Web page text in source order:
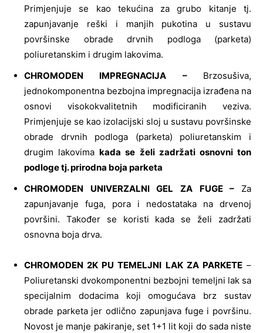
Primjenjuje se kao tekućina za grubo kitanje tj.
zapunjavanje reški i manjih pukotina u sustavu
površinske obrade drvnih podloga (parketa)
poliuretanskim i drugim lakovima.
CHROMODEN IMPREGNACIJA – Brzosušiva,
jednokomponentna bezbojna impregnacija izrađena na
osnovi visokokvalitetnih modificiranih veziva.
Primjenjuje se kao izolacijski sloj u sustavu površinske
obrade drvnih podloga (parketa) poliuretanskim i
drugim lakovimakada se želi zadržati osnovni ton
podloge tj. prirodna boja parketa
CHROMODEN UNIVERZALNI GEL ZA FUGE – Za
zapunjavanje fuga, pora i nedostataka na drvenoj
površini. Također se koristi kada se želi zadržati
osnovna boja drva.
CHROMODEN 2K PU TEMELJNI LAK ZA PARKETE–
Poliuretanski dvokomponentni bezbojni temeljni lak sa
specijalnim dodacima koji omogućava brz sustav
obrade parketa jer odlično zapunjava fuge i površinu.
Novost je manje pakiranje, set 1+1 lit koji do sada niste